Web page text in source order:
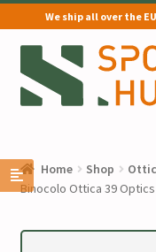
We ship all over the
Vai
alla
navigazione
Vai
al
contenuto
Home Shop
Binocolo Ottica 39 Optics